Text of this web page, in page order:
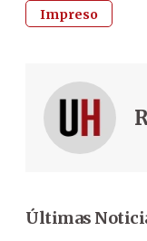
Impreso
Últimas